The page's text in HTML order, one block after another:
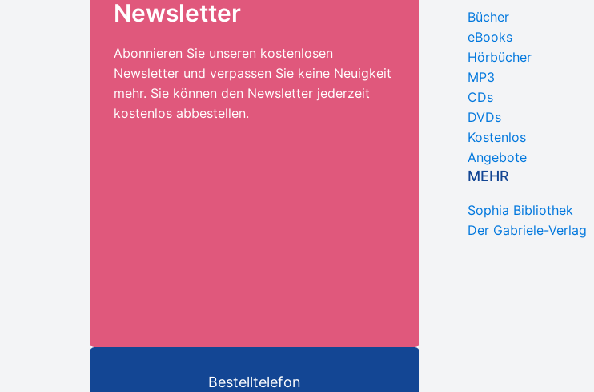
Newsletter
Abonnieren Sie unseren kostenlosen
Newsletter und verpassen Sie keine Neuigkeit
mehr. Sie können den Newsletter jederzeit
kostenlos abbestellen.
Bestelltelefon
Bücher
eBooks
Hörbücher
MP3
CDs
DVDs
Kostenlos
Angebote
MEHR
Sophia Bibliothek
Der Gabriele-Verlag